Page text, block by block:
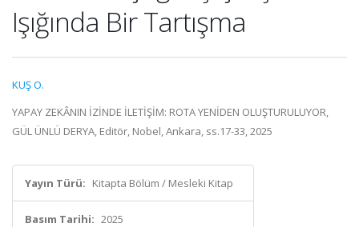
Işığında Bir Tartışma
KUŞ O.
YAPAY ZEKÂNIN İZİNDE İLETİŞİM: ROTA YENİDEN OLUŞTURULUYOR,
GÜL ÜNLÜ DERYA, Editör, Nobel, Ankara, ss.17-33, 2025
Yayın Türü: Kitapta Bölüm / Mesleki Kitap
Basım Tarihi: 2025